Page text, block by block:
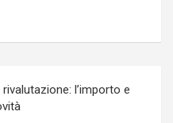
l’importo e